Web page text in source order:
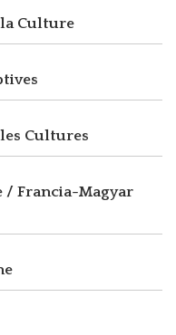
la Culture
Cultures
/ Francia-Magyar